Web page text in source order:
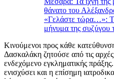
θάνατο του
«Γελάστε τώρα…»:
μήνυμα της συζύγου
Κινούμενοι προς κάθε
Δασκαλάκη ζητούσε από τις
ενδεχόμενο εγκληματικής
ενισχύσει και η επίσημη